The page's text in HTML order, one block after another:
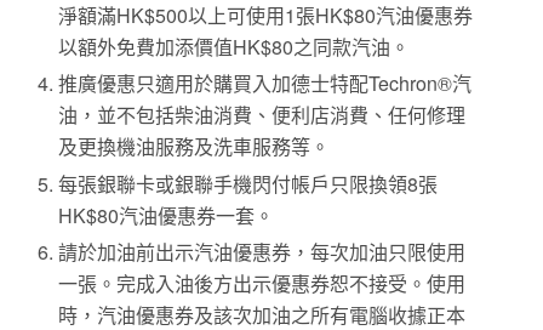
淨額滿HK$500以上可使用1張HK$80汽油優惠券
以額外免費加添價值HK$80之同款汽油。
推廣優惠只適用於購買入加德士特配Techron®汽
油，並不包括柴油消費、便利店消費、任何修理
及更換機油服務及洗車服務等。
每張銀聯卡或銀聯手機閃付帳戶只限換領8張
HK$80汽油優惠券一套。
請於加油前出示汽油優惠券，每次加油只限使用
一張。完成入油後方出示優惠券恕不接受。使用
時，汽油優惠券及該次加油之所有電腦收據正本